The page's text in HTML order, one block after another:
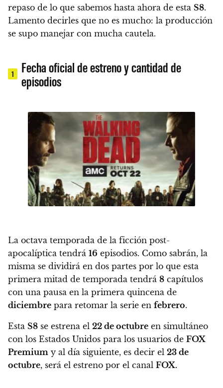
repaso de lo que sabemos hasta ahora de esta S8.
Lamento decirles que no es mucho: la producción
se supo manejar con mucha cautela.
1
Fecha oficial de estreno y cantidad de
episodios
La octava temporada de la ficción post-
apocalíptica tendrá 16 episodios. Como sabrán, la
misma se dividirá en dos partes por lo que esta
primera mitad de temporada tendrá 8 capítulos
con una pausa en la primera quincena de
diciembre para retomar la serie en febrero.
Esta S8 se estrena el 22 de octubre en simultáneo
con los Estados Unidos para los usuarios de FOX
Premium y al día siguiente, es decir el 23 de
octubre, será el estreno por el canal FOX.